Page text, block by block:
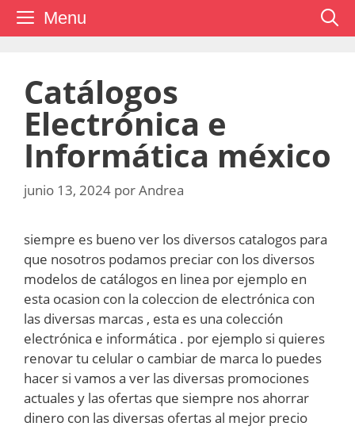
Saltar Menu
Catálogos
Electrónica e
Informática méxico
junio 13, 2024 porAndrea
siempre es bueno ver los diversos catalogos para
que nosotros podamos preciar con los diversos
modelos de catálogos en linea por ejemplo en
esta ocasion con la coleccion de electrónica con
las diversas marcas , esta es una colección
electrónica e informática . por ejemplo si quieres
renovar tu celular o cambiar de marca lo puedes
hacer si vamos a ver las diversas promociones
actuales y las ofertas que siempre nos ahorrar
dinero con las diversas ofertas al mejor precio